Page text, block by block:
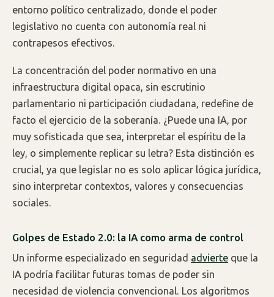
entorno político centralizado, donde el poder
legislativo no cuenta con autonomía real ni
contrapesos efectivos.
La concentración del poder normativo en una
infraestructura digital opaca, sin escrutinio
parlamentario ni participación ciudadana, redefine de
facto el ejercicio de la soberanía. ¿Puede una IA, por
muy sofisticada que sea, interpretar el espíritu de la
ley, o simplemente replicar su letra? Esta distinción es
crucial, ya que legislar no es solo aplicar lógica jurídica,
sino interpretar contextos, valores y consecuencias
sociales.
Golpes de Estado 2.0: la IA como arma de control
Un informe especializado en seguridad advierte que la
IA podría facilitar futuras tomas de poder sin
necesidad de violencia convencional. Los algoritmos